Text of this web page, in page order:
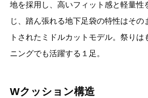
地を採用し、高いフィット感と軽量性
じ、踏ん張れる地下足袋の特性はその
トされたミドルカットモデル。祭りは
ニングでも活躍する１足。
Wクッション構造